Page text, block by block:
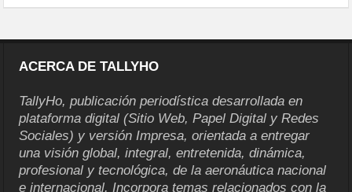
ACERCA DE TALLYHO
TallyHo, publicación periodística desarrollada en
plataforma digital (Sitio Web, Papel Digital y Redes
Sociales) y versión Impresa, orientada a entregar
una visión global, integral, entretenida, dinámica,
profesional y tecnológica, de la aeronáutica nacional
e internacional. Incorpora temas relacionados con la